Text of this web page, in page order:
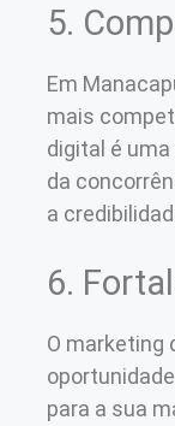
5.
Em
mais
digital é
da
a
6.
O marketing
para a sua